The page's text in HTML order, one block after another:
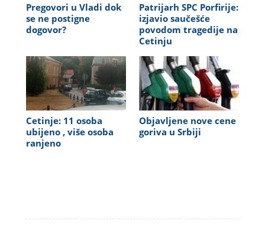
Pregovori u Vladi dok
se ne postigne
dogovor?
Patrijarh SPC Porfirije:
izjavio saučešće
povodom tragedije na
Cetinju
Cetinje: 11 osoba
ubijeno , više osoba
ranjeno
Objavljene nove cene
goriva u Srbiji